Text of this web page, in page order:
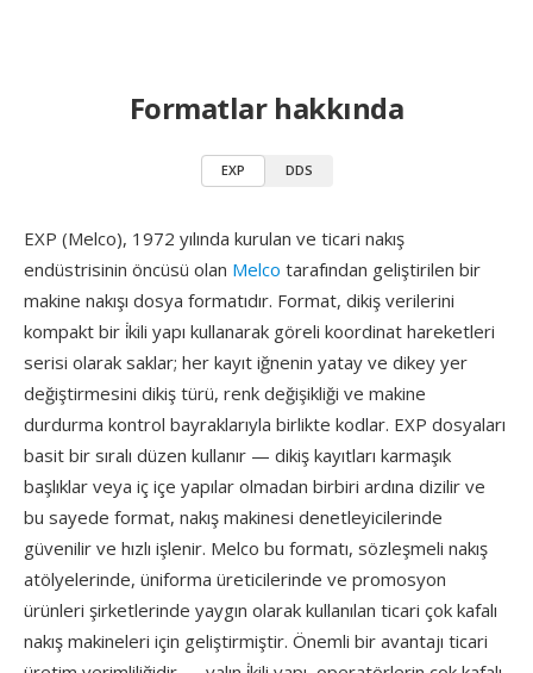
Formatlar hakkında
EXP DDS
EXP (Melco), 1972 yılında kurulan ve ticari nakış
endüstrisinin öncüsü olan Melco tarafından geliştirilen bir
makine nakışı dosya formatıdır. Format, dikiş verilerini
kompakt bir i̇kili yapı kullanarak göreli koordinat hareketleri
serisi olarak saklar; her kayıt iğnenin yatay ve dikey yer
değiştirmesini dikiş türü, renk değişikliği ve makine
durdurma kontrol bayraklarıyla birlikte kodlar. EXP dosyaları
basit bir sıralı düzen kullanır — dikiş kayıtları karmaşık
başlıklar veya iç içe yapılar olmadan birbiri ardına dizilir ve
bu sayede format, nakış makinesi denetleyicilerinde
güvenilir ve hızlı işlenir. Melco bu formatı, sözleşmeli nakış
atölyelerinde, üniforma üreticilerinde ve promosyon
ürünleri şirketlerinde yaygın olarak kullanılan ticari çok kafalı
nakış makineleri için geliştirmiştir. Önemli bir avantajı ticari